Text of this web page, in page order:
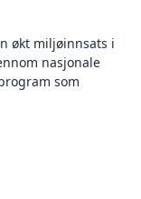
økt miljøinnsats i
nasjonale
som